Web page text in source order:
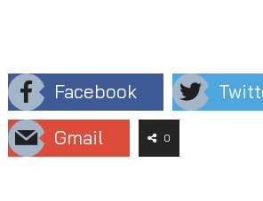
Facebook
Gmail
0